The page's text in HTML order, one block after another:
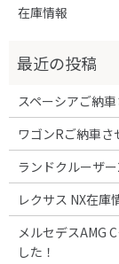
在庫情報
スペーシアご納
ワゴンRご納車さ
ランドクルーザ
レクサス NX在庫
メルセデスAMG
した！